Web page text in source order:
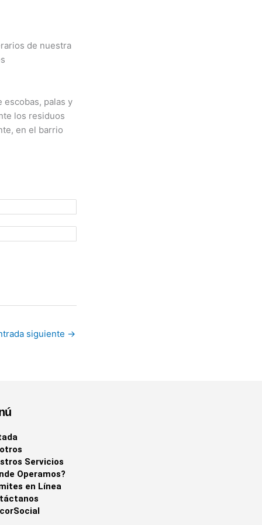
de nuestra
escobas, palas y
los residuos
en el barrio
siguiente →
Servicios
Operamos?
en Línea